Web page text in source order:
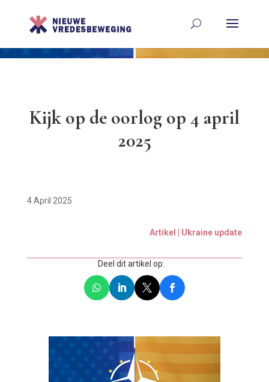
Kijk op de oorlog op 4 april
2025
4 April 2025
Artikel | Ukraine update
Deel dit artikel op: